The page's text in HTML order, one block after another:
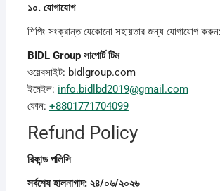
১০. যোগাযোগ
শিপিং সংক্রান্ত যেকোনো সহায়তার জন্য যোগাযোগ করুন:
BIDL Group সাপোর্টটিম
ওয়েবসাইট: bidlgroup.com
ইমেইল: info.bidlbd2019@gmail.com
ফোন: +8801771704099
Refund Policy
রিফান্ডপলিসি
সর্বশেষহালনাগাদ: ২৪/০৬/২০২৬